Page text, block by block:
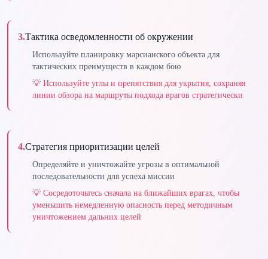
3.Тактика осведомленности об окружении
Используйте планировку марсианского объекта для
тактических преимуществ в каждом бою
💡 Используйте углы и препятствия для укрытия, сохраняя
линии обзора на маршруты подхода врагов стратегически
4.Стратегия приоритизации целей
Определяйте и уничтожайте угрозы в оптимальной
последовательности для успеха миссии
💡 Сосредоточьтесь сначала на ближайших врагах, чтобы
уменьшить немедленную опасность перед методичным
уничтожением дальних целей